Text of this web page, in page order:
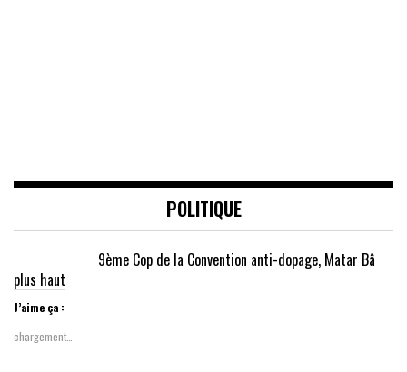
POLITIQUE
9ème Cop de la Convention anti-dopage, Matar Bâ
plus haut
J’aime ça :
chargement…